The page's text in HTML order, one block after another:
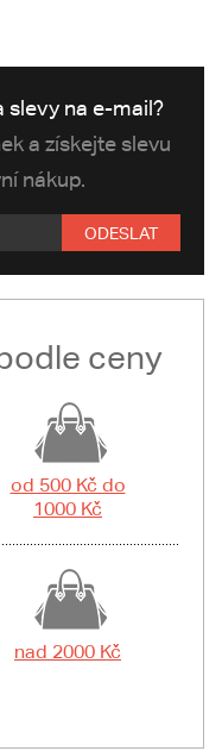
slevy na e-mail?
a získejte slevu
nákup.
ODESLAT
ceny
od 500 Kč do
1000 Kč
nad 2000 Kč